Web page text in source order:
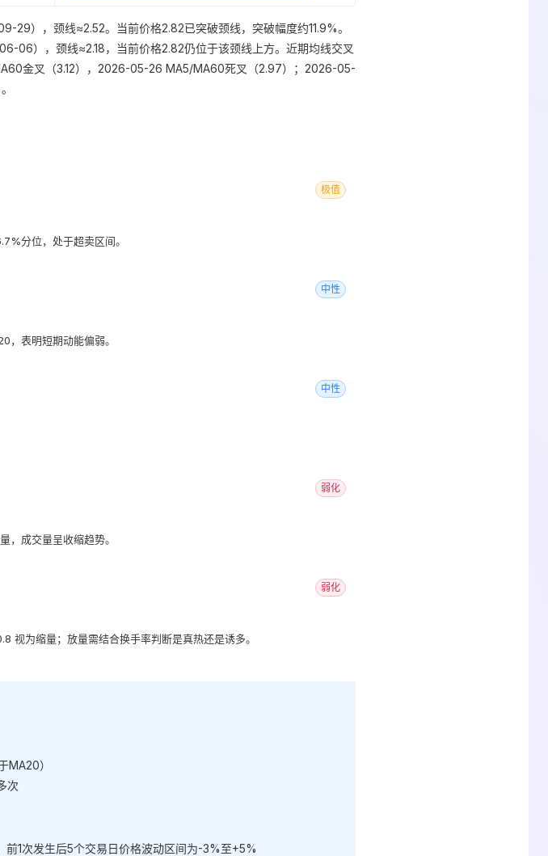
），颈线≈2.52。当前价格2.82已突破颈线，突破幅度约11.9%。
06），颈线≈2.18，当前价格2.82仍位于该颈线上方。近期均线交叉
金叉（3.12），2026-05-26 MA5/MA60死叉（2.97）；2026-05-
极值
分位，处于超卖区间。
中性
表明短期动能偏弱。
中性
弱化
，成交量呈收缩趋势。
弱化
为缩量；放量需结合换手率判断是真热还是诱多。
MA20）
次
1次发生后5个交易日价格波动区间为-3%至+5%